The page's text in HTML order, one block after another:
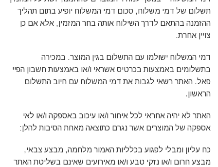
תשלום של דמי משלוח, סכום דמי המשלוח יופיע בתום תהליך
ההזמנה בהתאם לדרך השילוח אותה בחר המזמין, אלא אם כן
צויין אחרת.
דמי המשלוח ישולמו עם התשלום בגין המוצר. במכירה
בתשלומים באמצעות בכרטיס אשראי ו/או באמצעות חשבון הפיי
פאל. האתר רשאי לגבות את דמי המשלוח עם חיוב התשלום
הראשון.
האתר לא יהיה אחראי לכל איחור ו/או עיכוב באספקה ו/או לאי
אספקה של המוצרים אשר נגרם כתוצאה מאחת הסיבות להלן:
כח עליון ומבלי לפגוע בכלליות האמור מלחמה, מבצע צבאי,
מבצע חרום ו/או נזקי טבע ו/או מאירועים שאינם בשליטת האתר